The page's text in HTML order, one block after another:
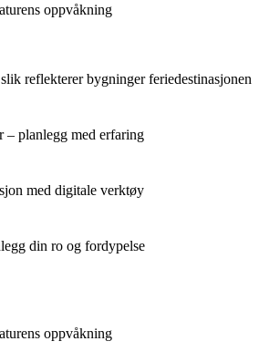
oppvåkning
reflekterer bygninger feriedestinasjonen
planlegg med erfaring
med digitale verktøy
din ro og fordypelse
oppvåkning